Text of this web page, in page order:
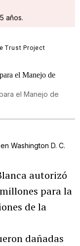
años.
el Manejo de
Washington D. C.
autorizó
para la
de la
dañadas